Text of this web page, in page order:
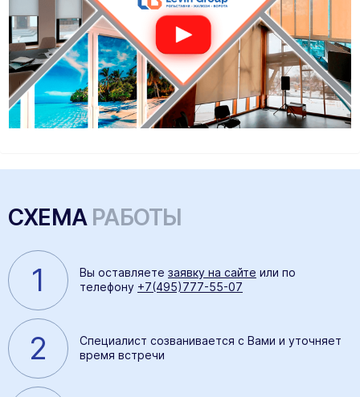
СХЕМА РАБОТЫ
1 Вы оставляете заявку на сайте или по
телефону +7(495)777-55-07
2
Специалист созванивается с Вами и уточняет
время встречи